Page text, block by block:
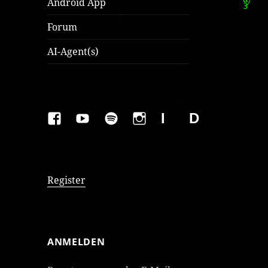
Forum
AI-Agent(s)
FAKEBOOK
YOUTUBESPOTIFYINSTAGRAM
IMPRESSUM
Register
ANMELDEN